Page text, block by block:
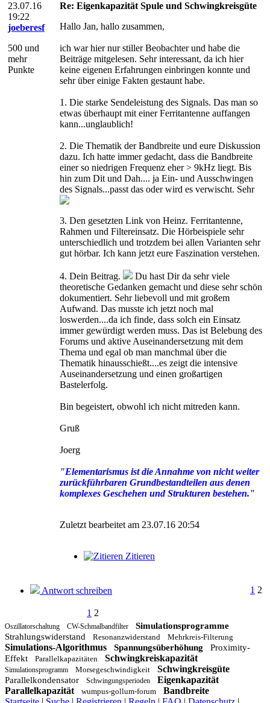
23.07.16
19:22
joeberesf
500 und
mehr
Punkte
Re: Eigenkapazität Spule und Schwingkreisgüte
Hallo Jan, hallo zusammen,
ich war hier nur stiller Beobachter und habe die
Beiträge mitgelesen. Sehr interessant, da ich hier
keine eigenen Erfahrungen einbringen konnte und
sehr über einige Fakten gestaunt habe.
1. Die starke Sendeleistung des Signals. Das man so
etwas überhaupt mit einer Ferritantenne auffangen
kann...unglaublich!
2. Die Thematik der Bandbreite und eure Diskussion
dazu. Ich hatte immer gedacht, dass die Bandbreite
einer so niedrigen Frequenz eher > 9kHz liegt. Bis
hin zum Dit und Dah.... ja Ein- und Ausschwingen
des Signals...passt das oder wird es verwischt. Sehr
3. Den gesetzten Link von Heinz. Ferritantenne,
Rahmen und Filtereinsatz. Die Hörbeispiele sehr
unterschiedlich und trotzdem bei allen Varianten sehr
gut hörbar. Ich kann jetzt eure Faszination verstehen.
4. Dein Beitrag.
Du hast Dir da sehr viele
theoretische Gedanken gemacht und diese sehr schön
dokumentiert. Sehr liebevoll und mit großem
Aufwand. Das musste ich jetzt noch mal
loswerden....da ich finde, dass solch ein Einsatz
immer gewürdigt werden muss. Das ist Belebung des
Forums und aktive Auseinandersetzung mit dem
Thema und egal ob man manchmal über die
Thematik hinausschießt....es zeigt die intensive
Auseinandersetzung und einen großartigen
Bastelerfolg.
Bin begeistert, obwohl ich nicht mitreden kann.
Gruß
Joerg
"Elementarismus ist die Annahme von nicht weiter
zurückführbaren Grundbestandteilen aus denen
komplexes Geschehen und Strukturen bestehen."
Zuletzt bearbeitet am 23.07.16 20:54
Zitieren
Antwort schreiben 1 2
1 2
Oszillatorschaltung CW-Schmalbandfilter
Simulationsprogramme
Strahlungswiderstand
Resonanzwiderstand Mehrkreis-Filterung
Simulations-Algorithmus Spannungsüberhöhung
Proximity-
Effekt
Parallelkapazitäten Schwingkreiskapazität
Simulationsprogramm Morsegeschwindigkeit Schwingkreisgüte
Parallelkondensator Schwingungsperioden
Eigenkapazität
Parallelkapazität
wumpus-gollum-forum
Bandbreite